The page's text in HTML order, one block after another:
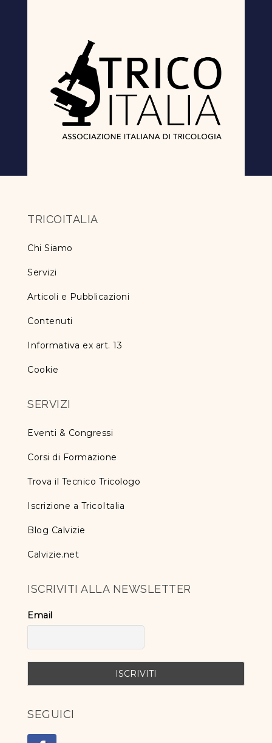
TRICOITALIA
Chi Siamo
Servizi
Articoli e Pubblicazioni
Contenuti
Informativa ex art. 13
Cookie
SERVIZI
Eventi & Congressi
Corsi di Formazione
Trova il Tecnico Tricologo
Iscrizione a TricoItalia
Blog Calvizie
Calvizie.net
ISCRIVITI ALLA NEWSLETTER
Email
SEGUICI